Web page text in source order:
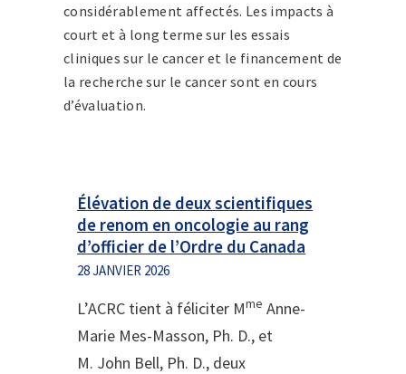
considérablement affectés. Les impacts à
court et à long terme sur les essais
cliniques sur le cancer et le financement de
la recherche sur le cancer sont en cours
d’évaluation.
Élévation de deux scientifiques
de renom en oncologie au rang
d’officier de l’Ordre du Canada
28 JANVIER 2026
L’ACRC tient à féliciter Mme Anne-
Marie Mes-Masson, Ph. D., et
M. John Bell, Ph. D., deux